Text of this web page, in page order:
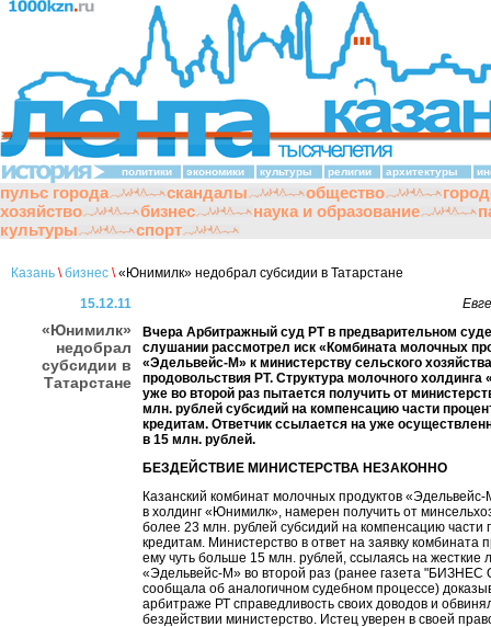
политики экономики культуры религии архитектуры
пульс города скандалы общество
хозяйство
бизнес наука и образование
культуры
спорт
Казань \ бизнес \«Юнимилк» недобрал субсидии в Татарстане
15.12.11
«Юнимилк»
недобрал
субсидии в
Татарстане
Вчера Арбитражный суд РТ в предварительном
слушании рассмотрел иск «Комбината молочных
«Эдельвейс-М» к министерству сельского
продовольствия РТ. Структура молочного
уже во второй раз пытается получить от
млн. рублей субсидий на компенсацию части
кредитам. Ответчик ссылается на уже
в 15 млн. рублей.
БЕЗДЕЙСТВИЕ МИНИСТЕРСТВА НЕЗАКОННО
Казанский комбинат молочных продуктов
в холдинг «Юнимилк», намерен получить от
более 23 млн. рублей субсидий на компенсацию части
кредитам. Министерство в ответ на заявку комбината
ему чуть больше 15 млн. рублей, ссылаясь на жесткие
«Эдельвейс-М» во второй раз (ранее газета "БИЗНЕС
сообщала об аналогичном судебном процессе)
арбитраже РТ справедливость своих доводов и
бездействии министерство. Истец уверен в своей